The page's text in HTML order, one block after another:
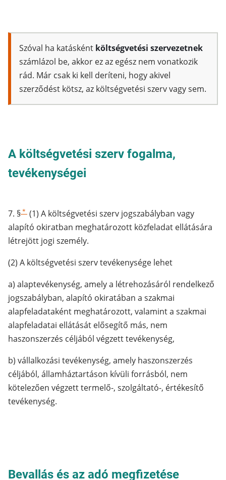
Szóval ha katásként költségvetési szervezetnek
számlázol be, akkor ez az egész nem vonatkozik
rád. Már csak ki kell deríteni, hogy akivel
szerződést kötsz, az költségvetési szerv vagy sem.
A költségvetési szerv fogalma,
tevékenységei
7. §* (1) A költségvetési szerv jogszabályban vagy
alapító okiratban meghatározott közfeladat ellátására
létrejött jogi személy.
(2) A költségvetési szerv tevékenysége lehet
a) alaptevékenység, amely a létrehozásáról rendelkező
jogszabályban, alapító okiratában a szakmai
alapfeladataként meghatározott, valamint a szakmai
alapfeladatai ellátását elősegítő más, nem
haszonszerzés céljából végzett tevékenység,
b) vállalkozási tevékenység, amely haszonszerzés
céljából, államháztartáson kívüli forrásból, nem
kötelezően végzett termelő-, szolgáltató-, értékesítő
tevékenység.
Bevallás és az adó megfizetése